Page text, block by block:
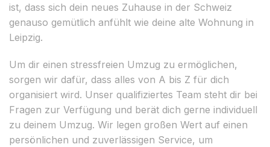
ist, dass sich dein neues Zuhause in der Schweiz
genauso gemütlich anfühlt wie deine alte Wohnung in
Leipzig.
Um dir einen stressfreien Umzug zu ermöglichen,
sorgen wir dafür, dass alles von A bis Z für dich
organisiert wird. Unser qualifiziertes Team steht dir bei
Fragen zur Verfügung und berät dich gerne individuell
zu deinem Umzug. Wir legen großen Wert auf einen
persönlichen und zuverlässigen Service, um